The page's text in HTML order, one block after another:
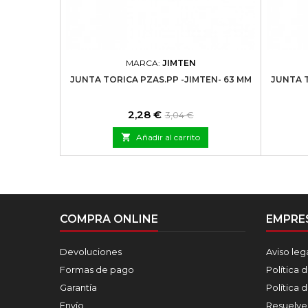
MARCA: JIMTEN
JUNTA TORICA PZAS.PP -JIMTEN- 63 MM
Precio
2,28 € Precio
base
3,04 €
 Añadir al carrito
JUNTA
COMPRA ONLINE
Devoluciones
Formas de pago
Garantía
Envío
Aviso
Política
Política